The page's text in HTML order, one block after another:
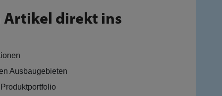
Artikel direkt ins
Ausbaugebieten